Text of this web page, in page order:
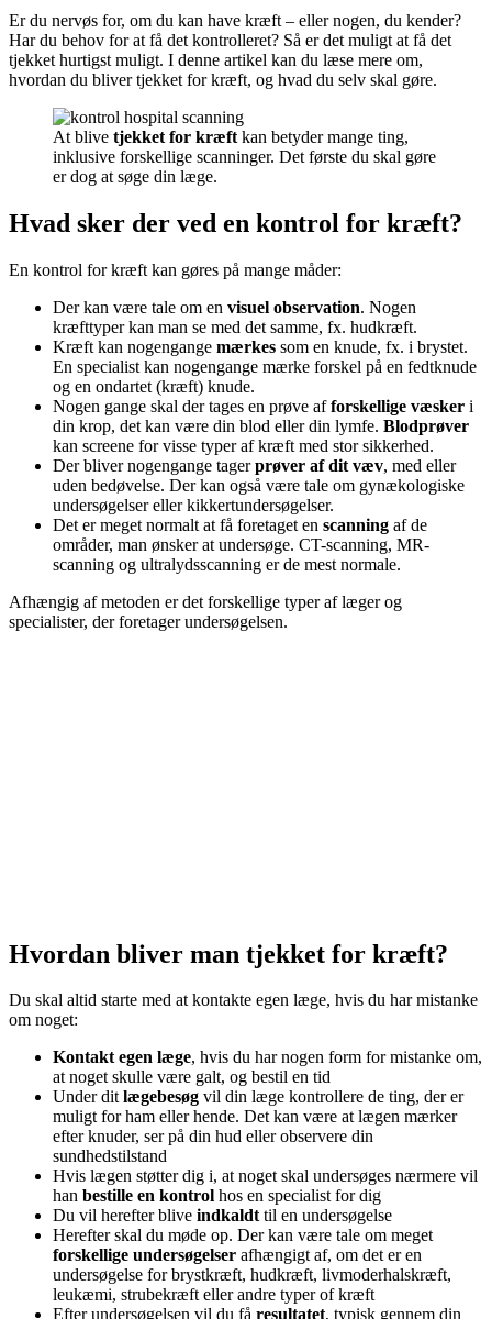
Er du nervøs for, om du kan have kræft – eller nogen, du kender?
Har du behov for at få det kontrolleret? Så er det muligt at få det
tjekket hurtigst muligt. I denne artikel kan du læse mere om,
hvordan du bliver tjekket for kræft, og hvad du selv skal gøre.
At blive tjekket for kræft kan betyder mange ting,
inklusive forskellige scanninger. Det første du skal gøre
er dog at søge din læge.
Hvad sker der ved en kontrol for kræft?
En kontrol for kræft kan gøres på mange måder:
Der kan være tale om en visuel observation. Nogen
kræfttyper kan man se med det samme, fx. hudkræft.
Kræft kan nogengange mærkes som en knude, fx. i brystet.
En specialist kan nogengange mærke forskel på en fedtknude
og en ondartet (kræft) knude.
Nogen gange skal der tages en prøve afforskellige væsker i
din krop, det kan være din blod eller din lymfe. Blodprøver
kan screene for visse typer af kræft med stor sikkerhed.
Der bliver nogengange tagerprøver af dit væv, med eller
uden bedøvelse. Der kan også være tale om gynækologiske
undersøgelser eller kikkertundersøgelser.
Det er meget normalt at få foretaget en scanning af de
områder, man ønsker at undersøge. CT-scanning, MR-
scanning og ultralydsscanning er de mest normale.
Afhængig af metoden er det forskellige typer af læger og
specialister, der foretager undersøgelsen.
Hvordan bliver man tjekket for kræft?
Du skal altid starte med at kontakte egen læge, hvis du har mistanke
om noget:
Kontakt egen læge, hvis du har nogen form for mistanke om,
at noget skulle være galt, og bestil en tid
Under ditlægebesøg vil din læge kontrollere de ting, der er
muligt for ham eller hende. Det kan være at lægen mærker
efter knuder, ser på din hud eller observere din
sundhedstilstand
Hvis lægen støtter dig i, at noget skal undersøges nærmere vil
han bestille en kontrol hos en specialist for dig
Du vil herefter blive indkaldttil en undersøgelse
Herefter skal du møde op. Der kan være tale om meget
forskellige undersøgelser afhængigt af, om det er en
undersøgelse for brystkræft, hudkræft, livmoderhalskræft,
leukæmi, strubekræft eller andre typer of kræft
Efter undersøgelsen vil du få resultatet, typisk gennem din